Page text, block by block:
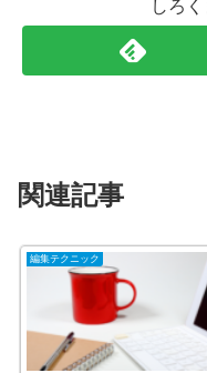
しろ
関連記事
編集テクニック